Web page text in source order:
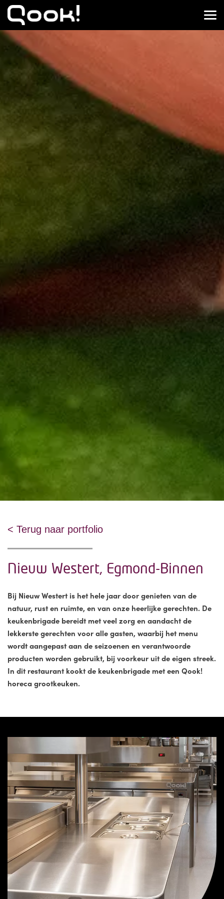
< Terug naar portfolio
Nieuw Westert, Egmond-Binnen
Bij Nieuw Westert is het hele jaar door genieten van de
natuur, rust en ruimte, en van onze heerlijke gerechten. De
keukenbrigade bereidt met veel zorg en aandacht de
lekkerste gerechten voor alle gasten, waarbij het menu
wordt aangepast aan de seizoenen en verantwoorde
producten worden gebruikt, bij voorkeur uit de eigen streek.
In dit restaurant kookt de keukenbrigade met een Qook!
horeca grootkeuken.